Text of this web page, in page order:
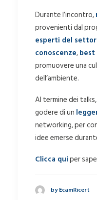
Durante l’incontro,
provenienti dal
esperti del
conoscenze,
promuovere una
dell’ambiente.
Al termine dei
godere di un
networking, per
idee emerse
Clicca quiper
by EcamRicert